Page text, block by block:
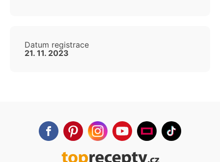
Datum registrace
21. 11. 2023